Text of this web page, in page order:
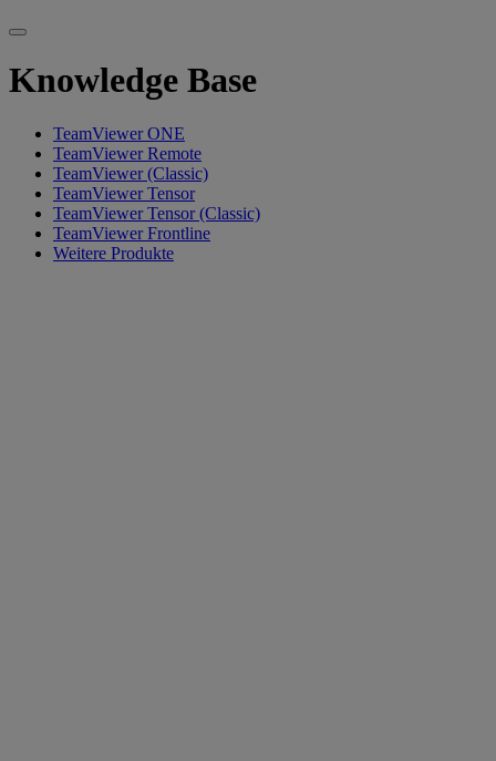
Knowledge Base
TeamViewer ONE
TeamViewer Remote
TeamViewer (Classic)
TeamViewer Tensor
TeamViewer Tensor (Classic)
TeamViewer Frontline
Weitere Produkte